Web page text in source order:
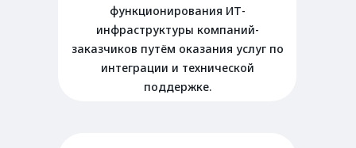
функционирования ИТ-
инфраструктуры компаний-
заказчиков путём оказания услуг по
интеграции и технической
поддержке.